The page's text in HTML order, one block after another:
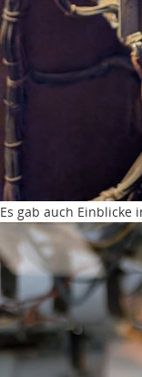
Es gab auch Einblicke